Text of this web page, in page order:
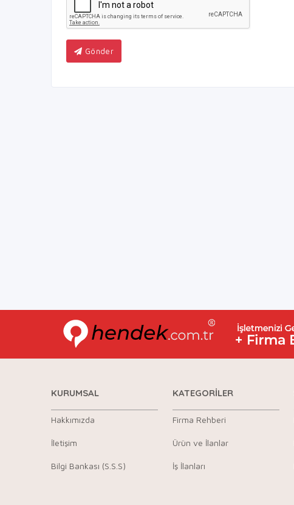
Gönder
KURUMSAL
Hakkımızda
İletişim
Bilgi Bankası (S.S.S)
KATEGORİLER
Firma Rehberi
Ürün ve İlanlar
İş İlanları